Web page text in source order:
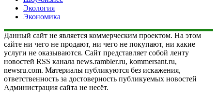
Экология
Экономика
Данный сайт не является коммерческим проектом. На этом
сайте ни чего не продают, ни чего не покупают, ни какие
услуги не оказываются. Сайт представляет собой ленту
новостей RSS канала news.rambler.ru, kommersant.ru,
newsru.com. Материалы публикуются без искажения,
ответственность за достоверность публикуемых новостей
Администрация сайта не несёт.